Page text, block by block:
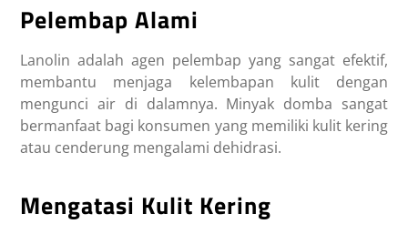
Pelembap Alami
Lanolin adalah agen pelembap yang sangat efektif,
membantu menjaga kelembapan kulit dengan
mengunci air di dalamnya. Minyak domba sangat
bermanfaat bagi konsumen yang memiliki kulit kering
atau cenderung mengalami dehidrasi.
Mengatasi Kulit Kering